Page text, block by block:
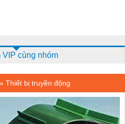
VIP cùng nhóm
» Thiết bị truyền động